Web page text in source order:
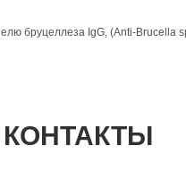
бруцеллеза IgG, (Anti-Brucella
КОНТАКТЫ